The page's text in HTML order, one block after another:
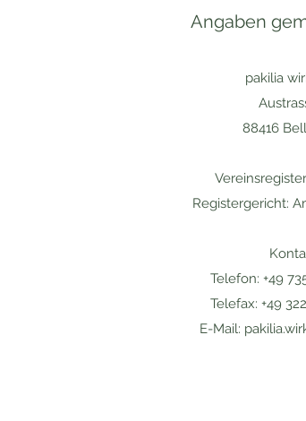
Angaben
pakilia
88416
Registergericht:
Telefon: +49
Telefax: +49
E-Mail: